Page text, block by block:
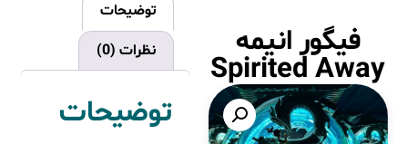
فیگور انیمه
Spirited Away
توضیحات
نظرات (0)
توضیحات